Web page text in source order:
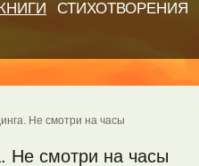
СТИХОТВОРЕНИЯ
Не смотри на часы
Не смотри на часы